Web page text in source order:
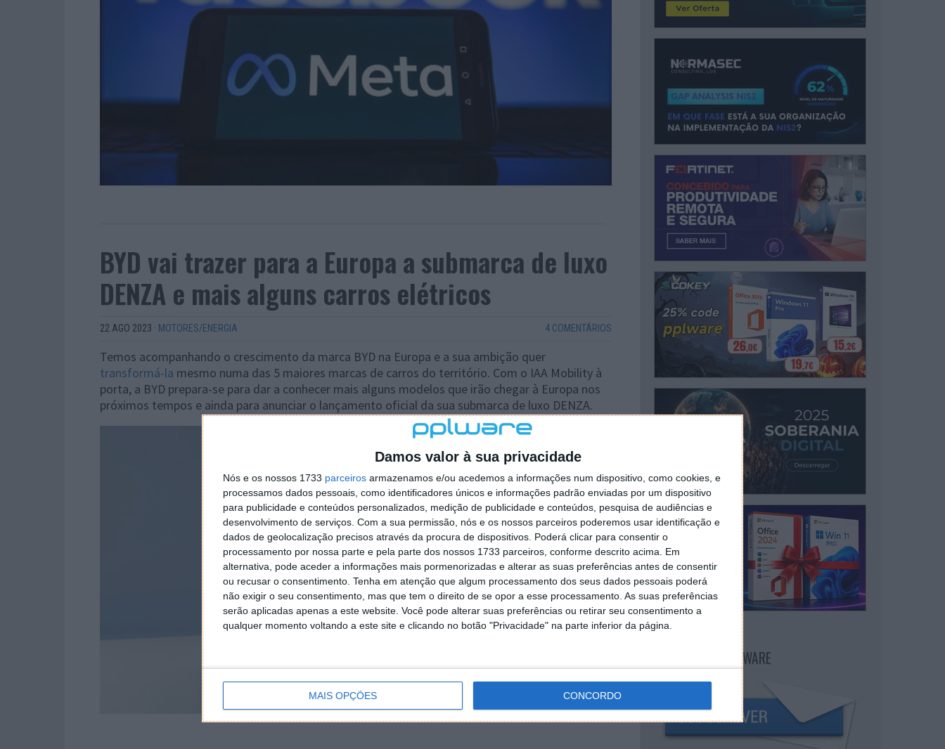
Damos valor à sua privacidade
Nós e os nossos 1733 parceiros armazenamos e/ou acedemos a informações num dispositivo, como cookies, e
processamos dados pessoais, como identificadores únicos e informações padrão enviadas por um dispositivo
para publicidade e conteúdos personalizados, medição de publicidade e conteúdos, pesquisa de audiências e
desenvolvimento de serviços. Com a sua permissão, nós e os nossos parceiros poderemos usar identificação e
dados de geolocalização precisos através da procura de dispositivos. Poderá clicar para consentir o
processamento por nossa parte e pela parte dos nossos 1733 parceiros, conforme descrito acima. Em
alternativa, pode aceder a informações mais pormenorizadas e alterar as suas preferências antes de consentir
ou recusar o consentimento. Tenha em atenção que algum processamento dos seus dados pessoais poderá
não exigir o seu consentimento, mas que tem o direito de se opor a esse processamento. As suas preferências
serão aplicadas apenas a este website. Você pode alterar suas preferências ou retirar seu consentimento a
qualquer momento voltando a este site e clicando no botão "Privacidade" na parte inferior da página.
MAIS OPÇÕES CONCORDO
BYD vai trazer para a Europa a submarca de luxo
DENZA e mais alguns carros elétricos
22 AGO 2023 · MOTORES/ENERGIA 4 COMENTÁRIOS
Temos acompanhando o crescimento da marca BYD na Europa e a sua ambição quer
transformá-la mesmo numa das 5 maiores marcas de carros do território. Com o IAA Mobility à
porta, a BYD prepara-se para dar a conhecer mais alguns modelos que irão chegar à Europa nos
próximos tempos e ainda para anunciar o lançamento oficial da sua submarca de luxo DENZA.
NEWSLETTER PPLWARE